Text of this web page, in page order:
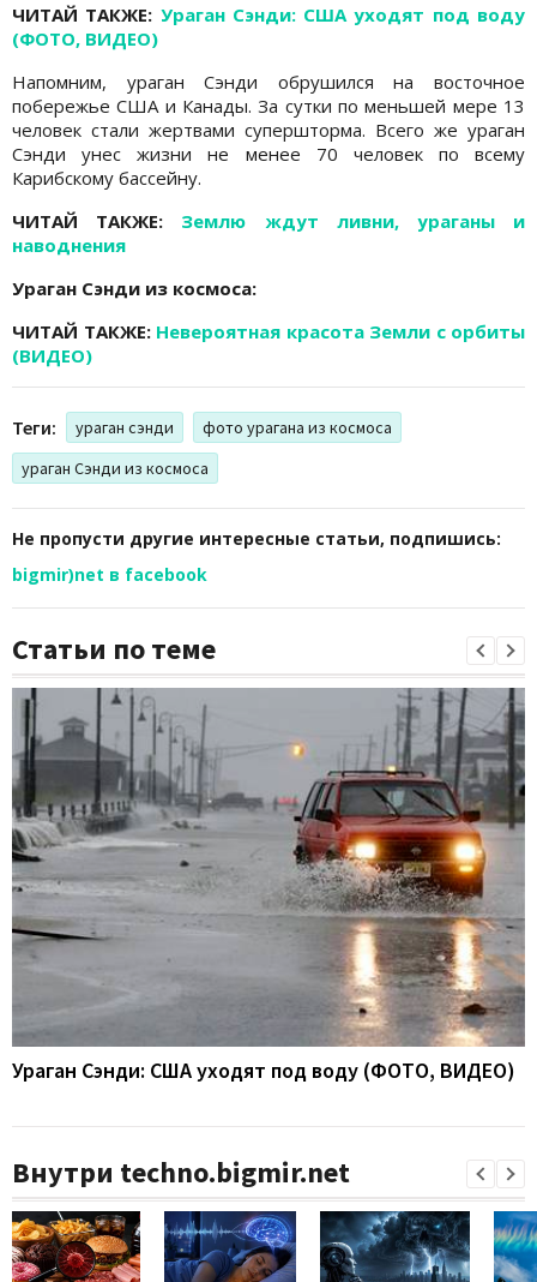
ЧИТАЙ ТАКЖЕ: Ураган Сэнди: США уходят под воду
(ФОТО, ВИДЕО)
Напомним, ураган Сэнди обрушился на восточное
побережье США и Канады. За сутки по меньшей мере 13
человек стали жертвами супершторма. Всего же ураган
Сэнди унес жизни не менее 70 человек по всему
Карибскому бассейну.
ЧИТАЙ ТАКЖЕ: Землю ждут ливни, ураганы и
наводнения
Ураган Сэнди из космоса:
ЧИТАЙ ТАКЖЕ: Невероятная красота Земли с орбиты
(ВИДЕО)
Теги: ураган сэнди
фото урагана из космоса
ураган Сэнди из космоса
Не пропусти другие интересные статьи, подпишись:
bigmir)net в facebook
Статьи по теме
Ураган Сэнди: США уходят под воду (ФОТО, ВИДЕО)
Внутри techno.bigmir.net